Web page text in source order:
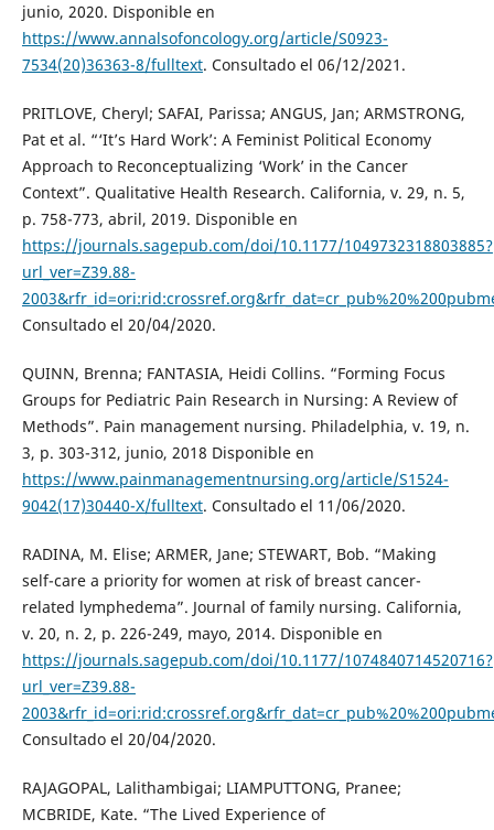
junio, 2020. Disponible en
https://www.annalsofoncology.org/article/S0923-
7534(20)36363-8/fulltext. Consultado el 06/12/2021.
PRITLOVE, Cheryl; SAFAI, Parissa; ANGUS, Jan; ARMSTRONG,
Pat et al. “‘It’s Hard Work’: A Feminist Political Economy
Approach to Reconceptualizing ‘Work’ in the Cancer
Context”. Qualitative Health Research. California, v. 29, n. 5,
p. 758-773, abril, 2019. Disponible en
https://journals.sagepub.com/doi/10.1177/1049732318803885?
url_ver=Z39.88-
Consultado el 20/04/2020.
QUINN, Brenna; FANTASIA, Heidi Collins. “Forming Focus
Groups for Pediatric Pain Research in Nursing: A Review of
Methods”. Pain management nursing. Philadelphia, v. 19, n.
3, p. 303-312, junio, 2018 Disponible en
https://www.painmanagementnursing.org/article/S1524-
9042(17)30440-X/fulltext. Consultado el 11/06/2020.
RADINA, M. Elise; ARMER, Jane; STEWART, Bob. “Making
self-care a priority for women at risk of breast cancer-
related lymphedema”. Journal of family nursing. California,
v. 20, n. 2, p. 226-249, mayo, 2014. Disponible en
https://journals.sagepub.com/doi/10.1177/1074840714520716?
url_ver=Z39.88-
Consultado el 20/04/2020.
RAJAGOPAL, Lalithambigai; LIAMPUTTONG, Pranee;
MCBRIDE, Kate. “The Lived Experience of